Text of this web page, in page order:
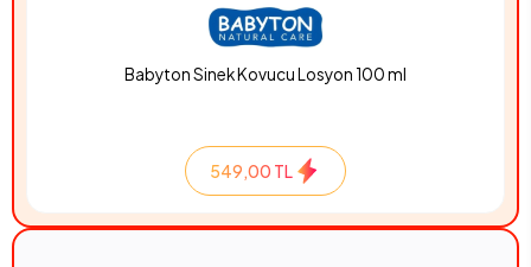
Babyton Sinek Kovucu Losyon 100 ml
549,00 TL